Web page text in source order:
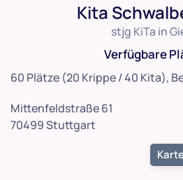
Kita
stjg KiTa in
Verfügbare
60 Plätze (20 Krippe / 40 Kita),
Mittenfeldstraße 61
70499 Stuttgart